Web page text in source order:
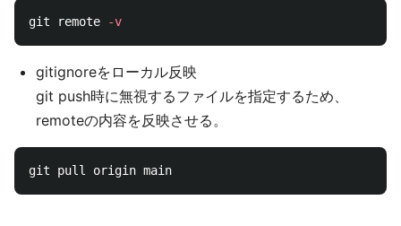
git remote -v
gitignoreをローカル反映
git push時に無視するファイルを指定するため、
remoteの内容を反映させる。